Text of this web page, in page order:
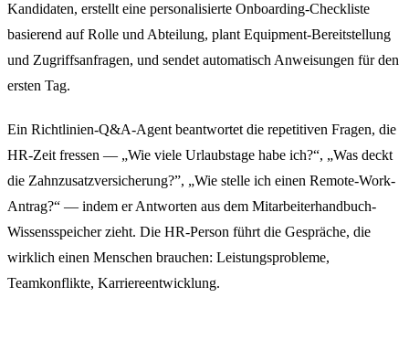
Kandidaten, erstellt eine personalisierte Onboarding-Checkliste
basierend auf Rolle und Abteilung, plant Equipment-Bereitstellung
und Zugriffsanfragen, und sendet automatisch Anweisungen für den
ersten Tag.
Ein Richtlinien-Q&A-Agent beantwortet die repetitiven Fragen, die
HR-Zeit fressen — „Wie viele Urlaubstage habe ich?“, „Was deckt
die Zahnzusatzversicherung?”, „Wie stelle ich einen Remote-Work-
Antrag?“ — indem er Antworten aus dem Mitarbeiterhandbuch-
Wissensspeicher zieht. Die HR-Person führt die Gespräche, die
wirklich einen Menschen brauchen: Leistungsprobleme,
Teamkonflikte, Karriereentwicklung.